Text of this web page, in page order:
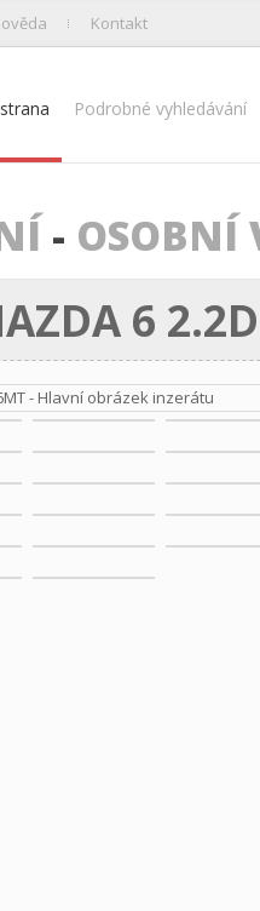
Kontakt
Podrobné vyhledávání
- OSOBNÍ
6